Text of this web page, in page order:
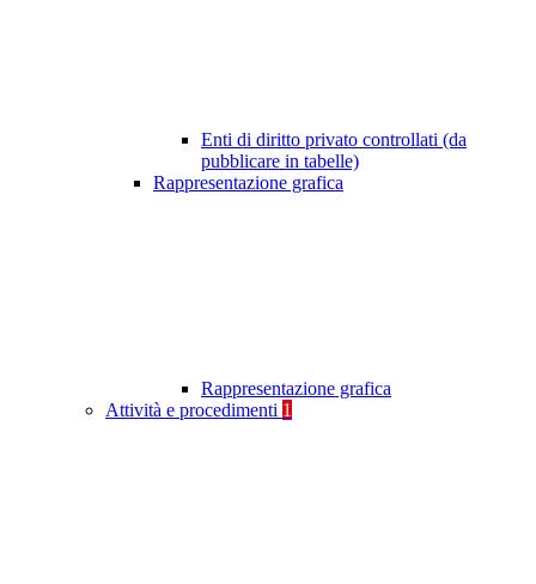
Enti di diritto privato controllati (da
pubblicare in tabelle)
Rappresentazione grafica
Rappresentazione grafica
Attività e procedimenti 1